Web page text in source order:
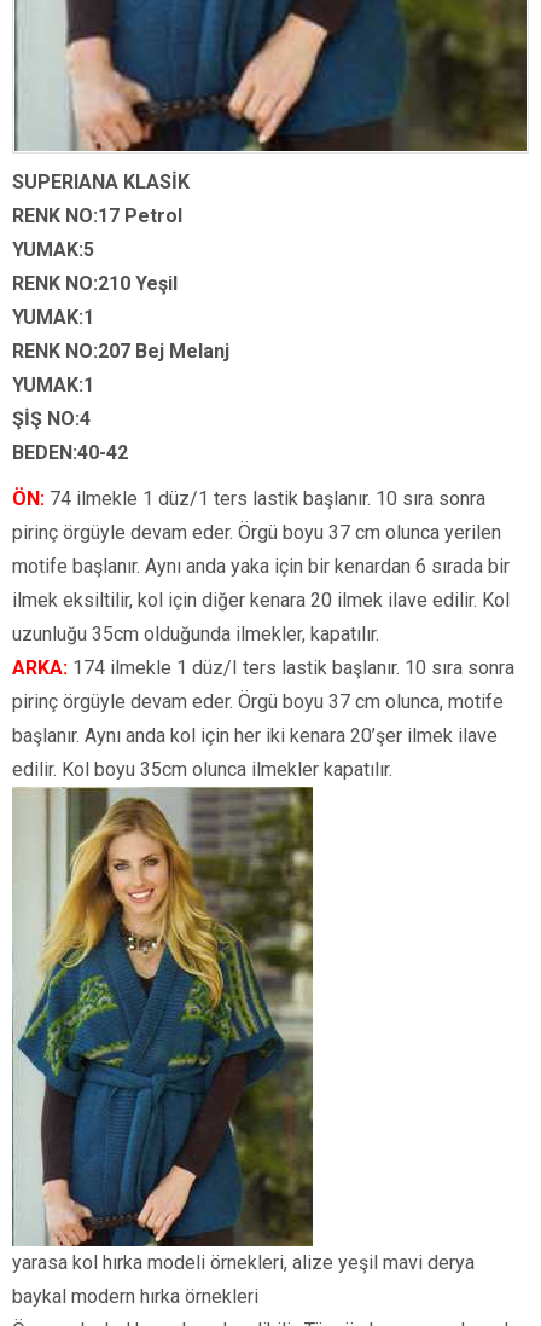
SUPERIANA KLASİK
RENK NO:17 Petrol
YUMAK:5
RENK NO:210 Yeşil
YUMAK:1
RENK NO:207 Bej Melanj
YUMAK:1
ŞİŞ NO:4
BEDEN:40-42
ÖN: 74 ilmekle 1 düz/1 ters lastik başlanır. 10 sıra sonra
pirinç örgüyle devam eder. Örgü boyu 37 cm olunca yerilen
motife başlanır. Aynı anda yaka için bir kenardan 6 sırada bir
ilmek eksiltilir, kol için diğer kenara 20 ilmek ilave edilir. Kol
uzunluğu 35cm olduğunda ilmekler, kapatılır.
ARKA: 174 ilmekle 1 düz/I ters lastik başlanır. 10 sıra sonra
pirinç örgüyle devam eder. Örgü boyu 37 cm olunca, motife
başlanır. Aynı anda kol için her iki kenara 20’şer ilmek ilave
edilir. Kol boyu 35cm olunca ilmekler kapatılır.
yarasa kol hırka modeli örnekleri, alize yeşil mavi derya
baykal modern hırka örnekleri